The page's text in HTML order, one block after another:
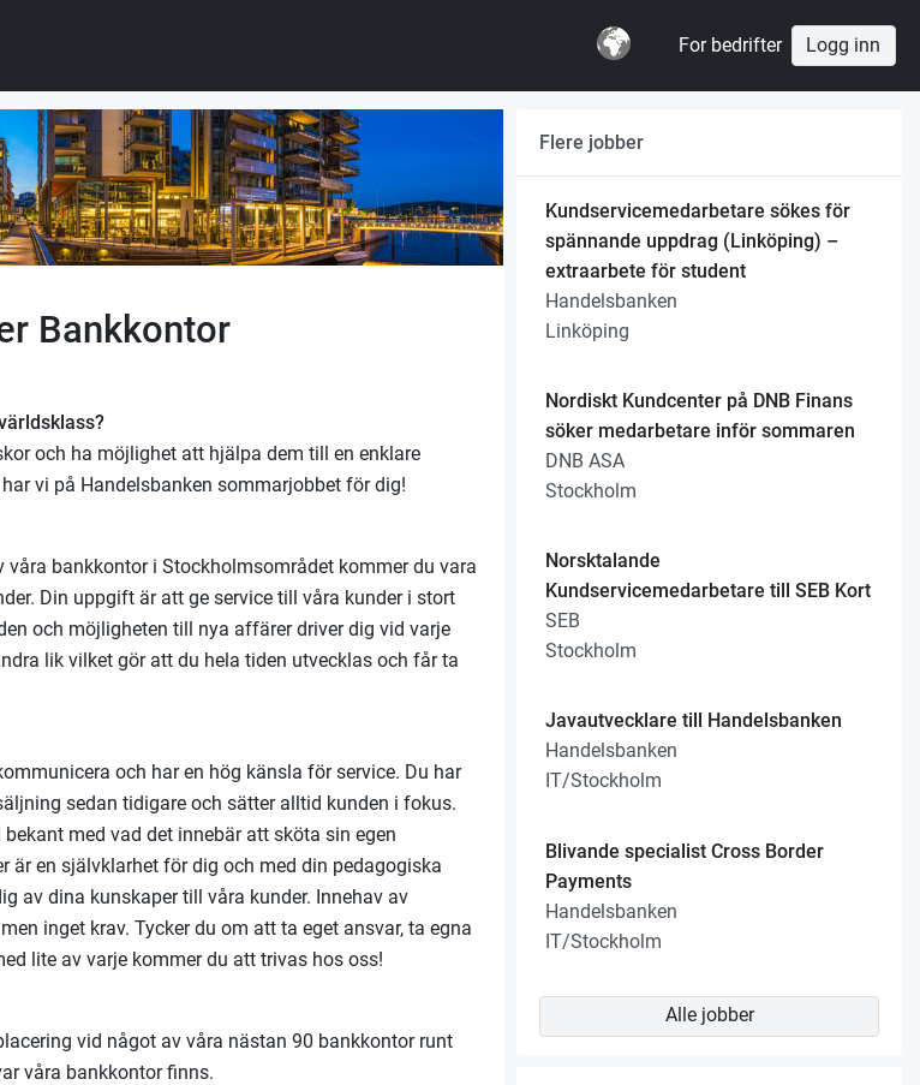
For bedrifter Logg inn
Bankkontor
och ha möjlighet att hjälpa dem till en enklare
vi på Handelsbanken sommarjobbet för dig!
våra bankkontor i Stockholmsområdet kommer du vara
Din uppgift är att ge service till våra kunder i stort
och möjligheten till nya affärer driver dig vid varje
lik vilket gör att du hela tiden utvecklas och får ta
och har en hög känsla för service. Du har
sedan tidigare och sätter alltid kunden i fokus.
med vad det innebär att sköta sin egen
är en självklarhet för dig och med din pedagogiska
av dina kunskaper till våra kunder. Innehav av
inget krav. Tycker du om att ta eget ansvar, ta egna
lite av varje kommer du att trivas hos oss!
vid något av våra nästan 90 bankkontor runt
våra bankkontor finns.
Flere jobber
Kundservicemedarbetare sökes för
spännande uppdrag (Linköping) –
extraarbete för student
Handelsbanken
Linköping
Nordiskt Kundcenter på DNB Finans
söker medarbetare inför sommaren
DNB ASA
Stockholm
Norsktalande
Kundservicemedarbetare till SEB Kort
SEB
Stockholm
Javautvecklare till Handelsbanken
Handelsbanken
IT/Stockholm
Blivande specialist Cross Border
Payments
Handelsbanken
IT/Stockholm
Alle jobber